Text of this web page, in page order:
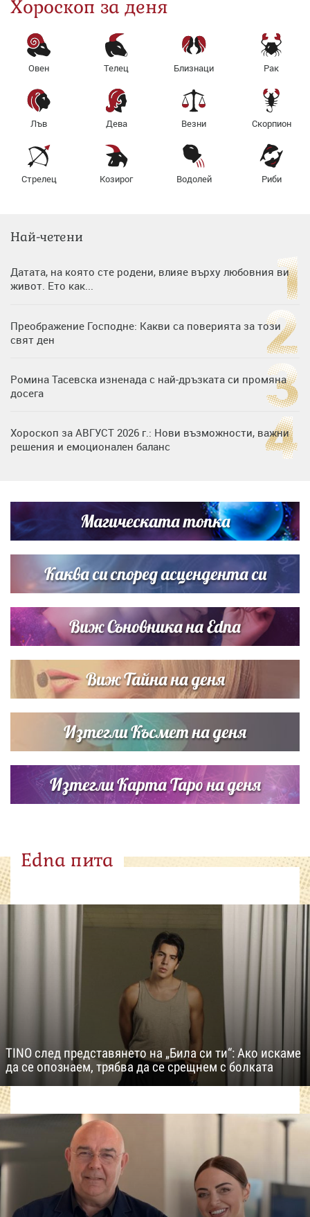
Хороскоп за деня
Овен Телец Близнаци Рак
Лъв Дева Везни Скорпион
Стрелец Козирог Водолей Риби
Най-четени
Датата, на която сте родени, влияе върху любовния ви
живот. Ето как...
Преображение Господне: Какви са поверията за този
свят ден
Ромина Тасевска изненада с най-дръзката си промяна
досега
Хороскоп за АВГУСТ 2026 г.: Нови възможности, важни
решения и емоционален баланс
си деца на семейна морска приказка
Звездна ваканция в Майорка: Дженифър Анистън,
Кортни Кокс и Джим Къртис заедно на яхта
Магическата топка
Каква си според асцендента си
Виж Съновника на Edna
Виж Тайна на деня
Изтегли Късмет на деня
Изтегли Карта Таро на деня
Edna пита
TINO след представянето на „Била си ти“: Ако искаме
да се опознаем, трябва да се срещнем с болката